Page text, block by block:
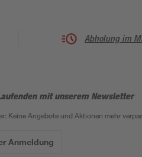
Abholung im
mit unserem Newsletter
Keine Angebote und Aktionen mehr
Anmeldung